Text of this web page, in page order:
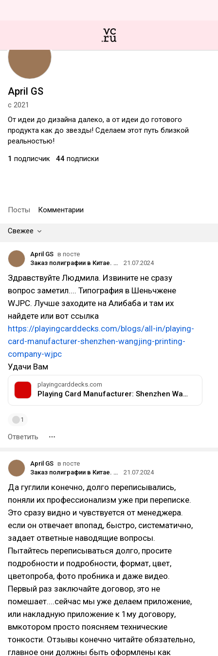
April GS
с 2021
От идеи до дизайна далеко, а от идеи до готового
продукта как до звезды! Сделаем этот путь близкой
реальностью!
1 подписчик 44 подписки
Посты Комментарии
Свежее
April GS в посте
Заказ полиграфии в Китае. Это не первый раз и это уже Качество!
21.07.2024
Здравствуйте Людмила. Извините не сразу
вопрос заметил.... Типография в Шеньчжене
WJPC. Лучше заходите на Алибаба и там их
найдете или вот ссылка
https://playingcarddecks.com/blogs/all-in/playing-
card-manufacturer-shenzhen-wangjing-printing-
company-wjpc
Удачи Вам
playingcarddecks.com
Playing Card Manufacturer: Shenzhen Wangjing Printing Company (WJPC)
1
Ответить
April GS в посте
Заказ полиграфии в Китае. Это не первый раз и это уже Качество!
21.07.2024
Да гуглили конечно, долго переписывались,
поняли их профессионализм уже при переписке.
Это сразу видно и чувствуется от менеджера.
если он отвечает впопад, быстро, систематично,
задает ответные наводящие вопросы.
Пытайтесь переписываться долго, просите
подробности и подробности, формат, цвет,
цветопроба, фото пробника и даже видео.
Первый раз заключайте договор, это не
помешает....сейчас мы уже делаем приложение,
или накладную приложение к 1му договору,
вмкотором просто поясняем технические
тонкости. Отзывы конечно читайте обязательно,
главное они должны быть оформлены как